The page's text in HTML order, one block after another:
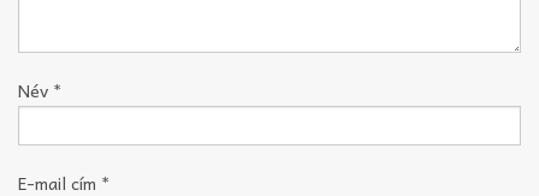
Név *
E-mail cím *